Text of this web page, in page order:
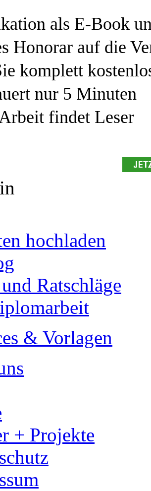
als E-Book
Honorar auf die
komplett
nur 5 Minuten
findet Leser
hochladen
Ratschläge
& Vorlagen
+ Projekte